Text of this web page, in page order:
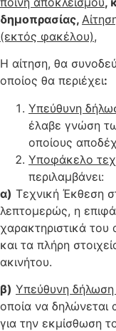
δημοπρασίας,
(εκτός φακέλου),
Η αίτηση, θα
οποίος θα περιέχει:
Υπεύθυνη
έλαβε γνώση
οποίους
Υποφάκελο
περιλαμβάνει:
α) Τεχνική Έκθεση
λεπτομερώς, η
χαρακτηριστικά
και τα πλήρη
ακινήτου.
β) Υπεύθυνη
οποία να
για την εκμίσθωση